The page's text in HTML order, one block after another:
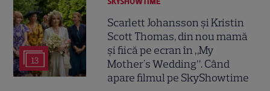
13
Scarlett Johansson și Kristin
Scott Thomas, din nou mamă
și fiică pe ecran în „My
Mother's Wedding”. Când
apare filmul pe SkyShowtime